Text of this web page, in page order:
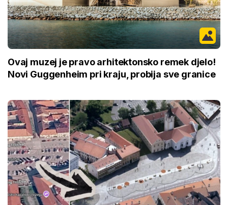
Ovaj muzej je pravo arhitektonsko remek djelo!
Novi Guggenheim pri kraju, probija sve granice